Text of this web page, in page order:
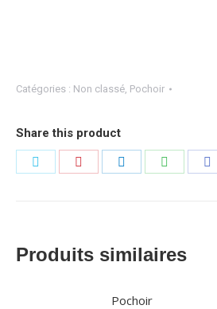
Catégories : Non classé, Pochoir
Share this product
Partager Partager Partager Partager
Produits similaires
Pochoir